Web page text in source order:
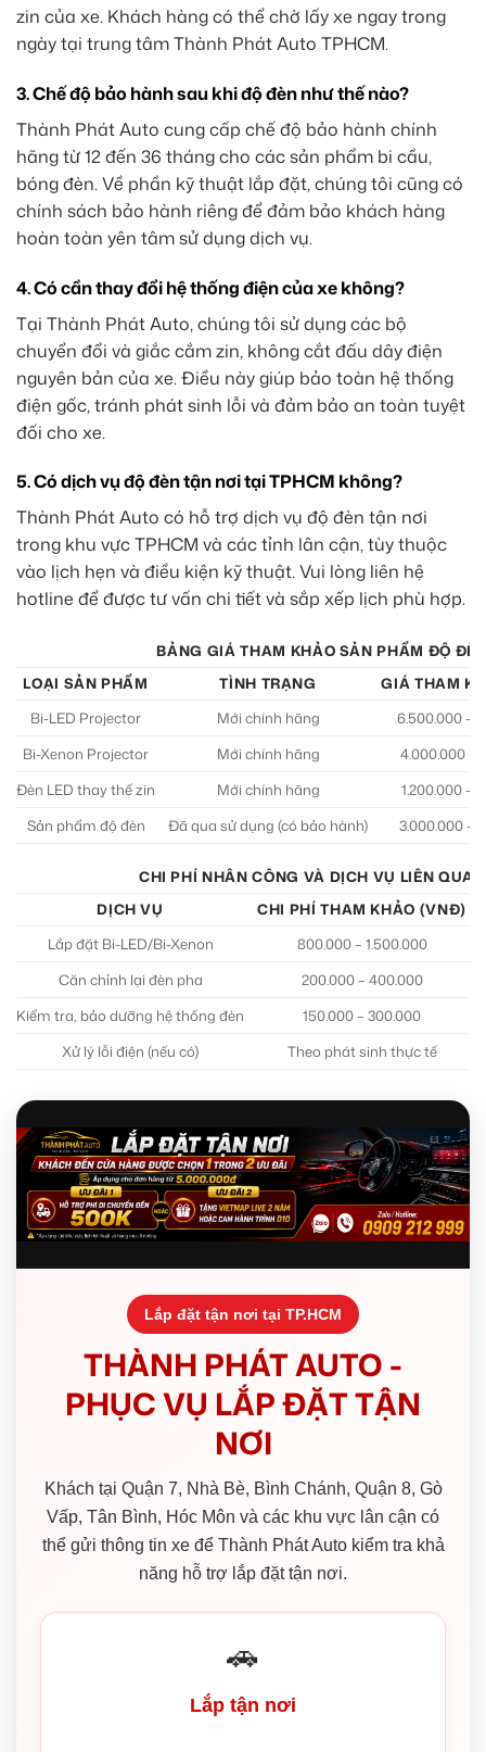
zin của xe. Khách hàng có thể chờ lấy xe ngay trong
ngày tại trung tâm Thành Phát Auto TPHCM.
3. Chế độ bảo hành sau khi độ đèn như thế nào?
Thành Phát Auto cung cấp chế độ bảo hành chính
hãng từ 12 đến 36 tháng cho các sản phẩm bi cầu,
bóng đèn. Về phần kỹ thuật lắp đặt, chúng tôi cũng có
chính sách bảo hành riêng để đảm bảo khách hàng
hoàn toàn yên tâm sử dụng dịch vụ.
4. Có cần thay đổi hệ thống điện của xe không?
Tại Thành Phát Auto, chúng tôi sử dụng các bộ
chuyển đổi và giắc cắm zin, không cắt đấu dây điện
nguyên bản của xe. Điều này giúp bảo toàn hệ thống
điện gốc, tránh phát sinh lỗi và đảm bảo an toàn tuyệt
đối cho xe.
5. Có dịch vụ độ đèn tận nơi tại TPHCM không?
Thành Phát Auto có hỗ trợ dịch vụ độ đèn tận nơi
trong khu vực TPHCM và các tỉnh lân cận, tùy thuộc
vào lịch hẹn và điều kiện kỹ thuật. Vui lòng liên hệ
hotline để được tư vấn chi tiết và sắp xếp lịch phù hợp.
BẢNG GIÁ THAM KHẢO SẢN PHẨM ĐỘ
LOẠI SẢN PHẨM
TÌNH TRẠNG
GIÁ THAM
Bi-LED Projector
Mới chính hãng
6.500.000 –
Bi-Xenon Projector
Mới chính hãng
4.000.000 –
Đèn LED thay thế zin
Mới chính hãng
1.200.000 –
Sản phẩm độ đèn
Đã qua sử dụng (có bảo hành) 3.000.000 –
CHI PHÍ NHÂN CÔNG VÀ DỊCH VỤ LIÊN
DỊCH VỤ
CHI PHÍ THAM KHẢO (VNĐ)
Lắp đặt Bi-LED/Bi-Xenon
800.000 – 1.500.000
Căn chỉnh lại đèn pha
200.000 – 400.000
Kiểm tra, bảo dưỡng hệ thống đèn
150.000 – 300.000
Xử lý lỗi điện (nếu có)
Theo phát sinh thực tế
Lắp đặt tận nơi tại TP.HCM
THÀNH PHÁT AUTO -
PHỤC VỤ LẮP ĐẶT TẬN
NƠI
Khách tại Quận 7, Nhà Bè, Bình Chánh, Quận 8, Gò
Vấp, Tân Bình, Hóc Môn và các khu vực lân cận có
thể gửi thông tin xe để Thành Phát Auto kiểm tra khả
năng hỗ trợ lắp đặt tận nơi.
🚗
Lắp tận nơi